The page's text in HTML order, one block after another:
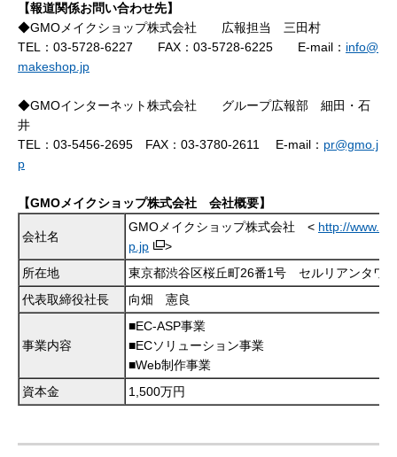
【報道関係お問い合わせ先】
◆GMOメイクショップ株式会社 広報担当 三田村
TEL：03-5728-6227 FAX：03-5728-6225 E-mail： info@
makeshop.jp
◆GMOインターネット株式会社 グループ広報部 細田・石
井
TEL：03-5456-2695 FAX：03-3780-2611 E-mail： pr@gmo.j
p
【GMOメイクショップ株式会社 会社概要】
会社名
GMOメイクショップ株式会社 < http://
p.jp
>
所在地
東京都渋谷区桜丘町26番1号 セルリアンタワー
代表取締役社長
向畑 憲良
事業内容
■EC-ASP事業
■ECソリューション事業
■Web制作事業
資本金
1,500万円